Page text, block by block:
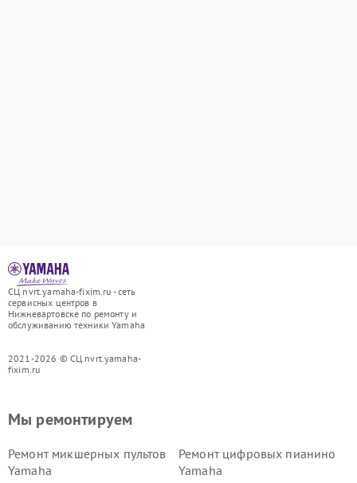
СЦ nvrt.yamaha-fixim.ru - сеть
сервисных центров в
Нижневартовске по ремонту и
обслуживанию техники Yamaha
2021-2026 © СЦ nvrt.yamaha-
fixim.ru
Мы ремонтируем
Ремонт микшерных пультов
Yamaha
Ремонт цифровых пианино
Yamaha